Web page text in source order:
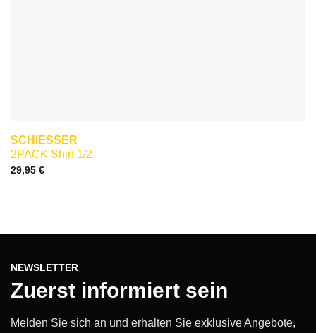
SCHIESSER
2PACK Shirt 1/2
29,95 €
NEWSLETTER
Zuerst informiert sein
Melden Sie sich an und erhalten Sie exklusive Angebote,